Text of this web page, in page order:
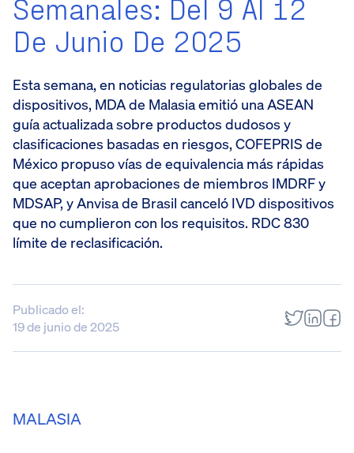
Semanales: Del 9 Al 12
De Junio De 2025
Esta semana, en noticias regulatorias globales de
dispositivos, MDA de Malasia emitió una ASEAN
guía actualizada sobre productos dudosos y
clasificaciones basadas en riesgos, COFEPRIS de
México propuso vías de equivalencia más rápidas
que aceptan aprobaciones de miembros IMDRF y
MDSAP, y Anvisa de Brasil canceló IVD dispositivos
que no cumplieron con los requisitos. RDC 830
límite de reclasificación.
Publicado el:
19 de junio de 2025
MALASIA